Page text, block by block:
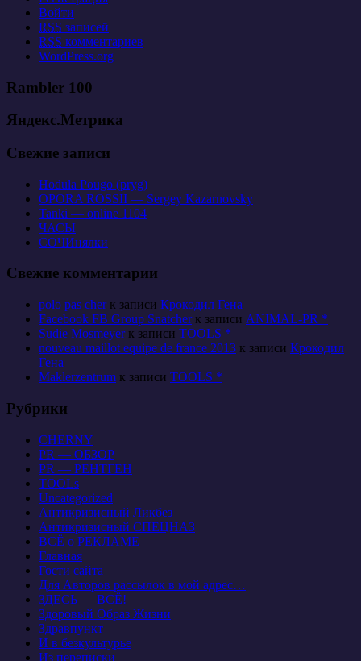
Войти
RSS записей
RSS комментариев
WordPress.org
Rambler 100
Яндекс.Метрика
Свежие записи
Hodula Pougo (pryg)
OPORA ROSSII — Sergey Kazarnovsky
Tanki — online 1104
ЧАСЫ
СОЧИнялки
Свежие комментарии
polo pas cherк записи Крокодил Гена
Facebook FB Group Snatcherк записи ANIMAL-PR *
Sudie Mosmeyerк записи TOOLS *
nouveau maillot equipe de france 2013 к записи Крокодил
Гена
Maklerzentrum к записи TOOLS *
Рубрики
CHERNY
PR — ОБЗОР
PR — РЕНТГЕН
TOOLs
Uncategorized
Антикризисный Ликбез
Антикризисный СПЕЦНАЗ
ВСЁ о РЕКЛАМЕ
Главная
Гости сайта
Для Авторов рассылок в мой адрес…
ЗДЕСЬ — ВСЁ!
Здоровый Образ Жизни
Здравпункт
И в безкультурье
Из переписки